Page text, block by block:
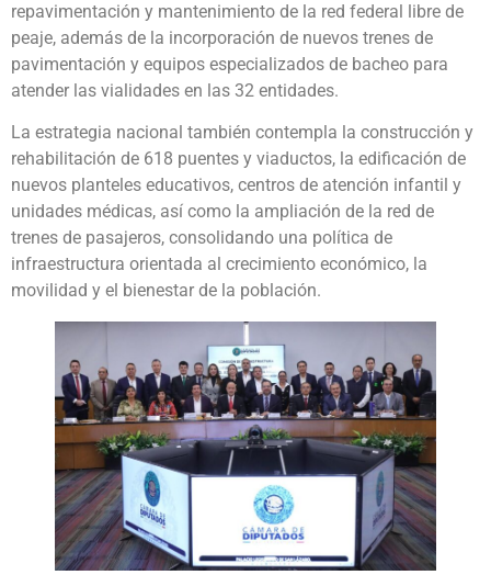
repavimentación y mantenimiento de la red federal libre de
peaje, además de la incorporación de nuevos trenes de
pavimentación y equipos especializados de bacheo para
atender las vialidades en las 32 entidades.
La estrategia nacional también contempla la construcción y
rehabilitación de 618 puentes y viaductos, la edificación de
nuevos planteles educativos, centros de atención infantil y
unidades médicas, así como la ampliación de la red de
trenes de pasajeros, consolidando una política de
infraestructura orientada al crecimiento económico, la
movilidad y el bienestar de la población.